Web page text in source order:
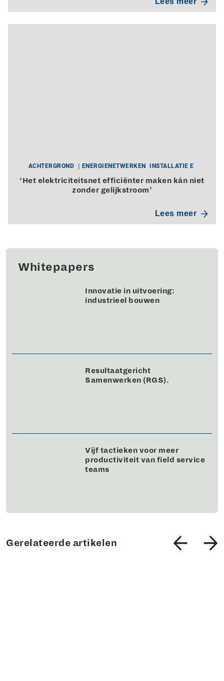
ACHTERGROND ENERGIENETWERKEN INSTALLATIE E
‘Het elektriciteitsnet efficiënter maken kán niet
zonder gelijkstroom’
Lees meer
Whitepapers
Innovatie in uitvoering:
industrieel bouwen
Resultaatgericht
Samenwerken (RGS).
Vijf tactieken voor meer
productiviteit van field service
teams
Gerelateerde artikelen